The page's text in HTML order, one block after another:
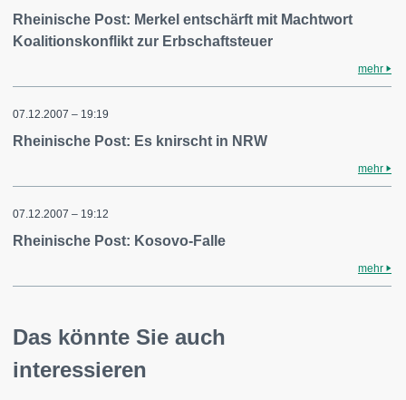
Rheinische Post: Merkel entschärft mit Machtwort
Koalitionskonflikt zur Erbschaftsteuer
mehr
07.12.2007 – 19:19
Rheinische Post: Es knirscht in NRW
mehr
07.12.2007 – 19:12
Rheinische Post: Kosovo-Falle
mehr
Das könnte Sie auch
interessieren